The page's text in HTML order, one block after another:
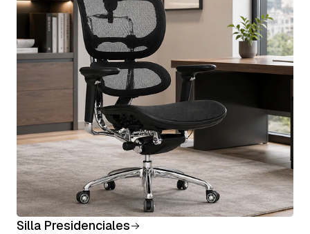
Silla Presidenciales